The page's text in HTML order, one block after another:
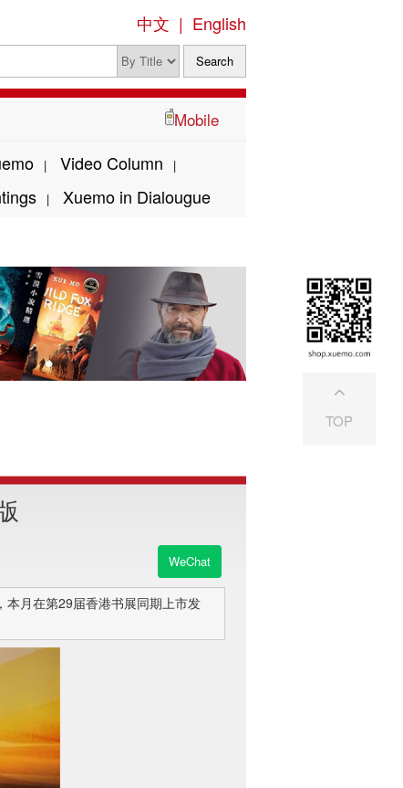
中文 | English
Mobile
| Video Column |
| Xuemo in Dialougue
WeChat
月在第29届香港书展同期上市发
TOP